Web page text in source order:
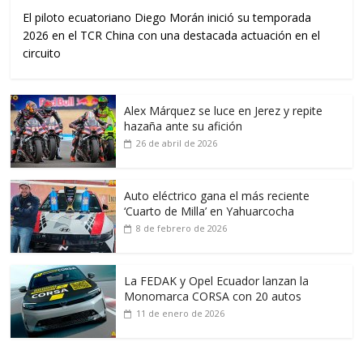
El piloto ecuatoriano Diego Morán inició su temporada
2026 en el TCR China con una destacada actuación en el
circuito
Alex Márquez se luce en Jerez y repite
hazaña ante su afición
26 de abril de 2026
Auto eléctrico gana el más reciente
‘Cuarto de Milla’ en Yahuarcocha
8 de febrero de 2026
La FEDAK y Opel Ecuador lanzan la
Monomarca CORSA con 20 autos
11 de enero de 2026